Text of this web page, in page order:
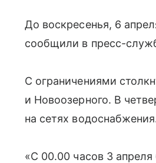
До воскресенья, 6
сообщили в пресс-
С ограничениями
и Новоозерного. В
на сетях
«С 00.00 часов 3